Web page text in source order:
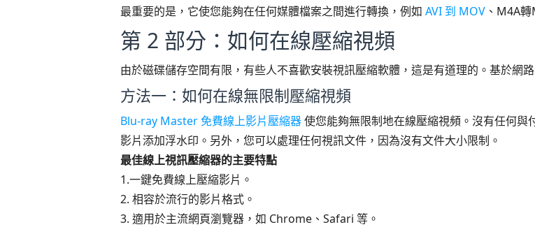
最重要的是，它使您能夠在任何媒體檔案之間進行轉換，例如 AVI 到 MOV 、M4A
第 2 部分：如何在線壓縮視頻
由於磁碟儲存空間有限，有些人不喜歡安裝視訊壓縮軟體，這是有道理的。基於網
方法一：如何在線無限制壓縮視頻
Blu-ray Master 免費線上影片壓縮器使您能夠無限制地在線壓縮視頻。沒有任何
影片添加浮水印。另外，您可以處理任何視訊文件，因為沒有文件大小限制。
最佳線上視訊壓縮器的主要特點
1.一鍵免費線上壓縮影片。
2. 相容於流行的影片格式。
3. 適用於主流網頁瀏覽器，如 Chrome、Safari 等。